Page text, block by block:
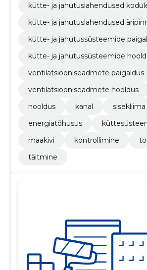
kütte- ja jahutuslahendused
kütte- ja jahutuslahendused
kütte- ja jahutussüsteemide
kütte- ja jahutussüsteemide
ventilatsiooniseadmete paigaldus
ventilatsiooniseadmete hooldus
hooldus
kanal
sisekliima
energiatõhusus
maakivi
kontrollimine
täitmine